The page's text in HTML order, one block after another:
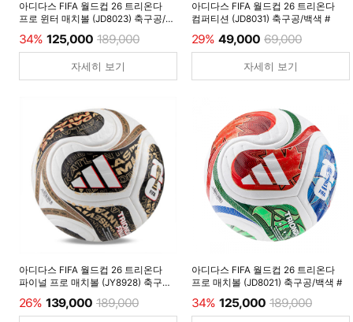
아디다스 FIFA 월드컵 26 트리온다
프로 윈터 매치볼 (JD8023) 축구공/
34% 125,000 189,000
자세히 보기
아디다스 FIFA 월드컵 26 트리온다
컴퍼티션 (JD8031) 축구공/백색 #
29% 49,000 69,000
자세히 보기
아디다스 FIFA 월드컵 26 트리온다
파이널 프로 매치볼 (JY8928) 축구공/
26% 139,000 189,000
아디다스 FIFA 월드컵 26 트리온다
프로 매치볼 (JD8021) 축구공/백색 #
34% 125,000 189,000